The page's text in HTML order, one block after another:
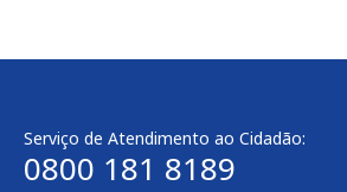
Serviço de Atendimento ao Cidadão:
0800 181 8189